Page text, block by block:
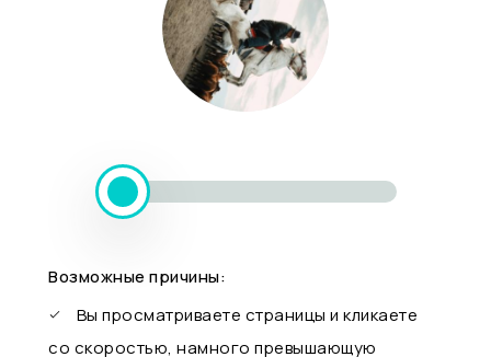
Возможные причины:
Вы просматриваете страницы и кликаете
со скоростью, намного превышающую